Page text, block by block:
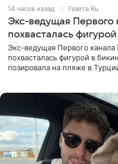
14 часов назад Газета.Ru
Экс-ведущая Первого
похвасталась
Экс-ведущая Первого
похвасталась фигурой в
позировала на пляже в